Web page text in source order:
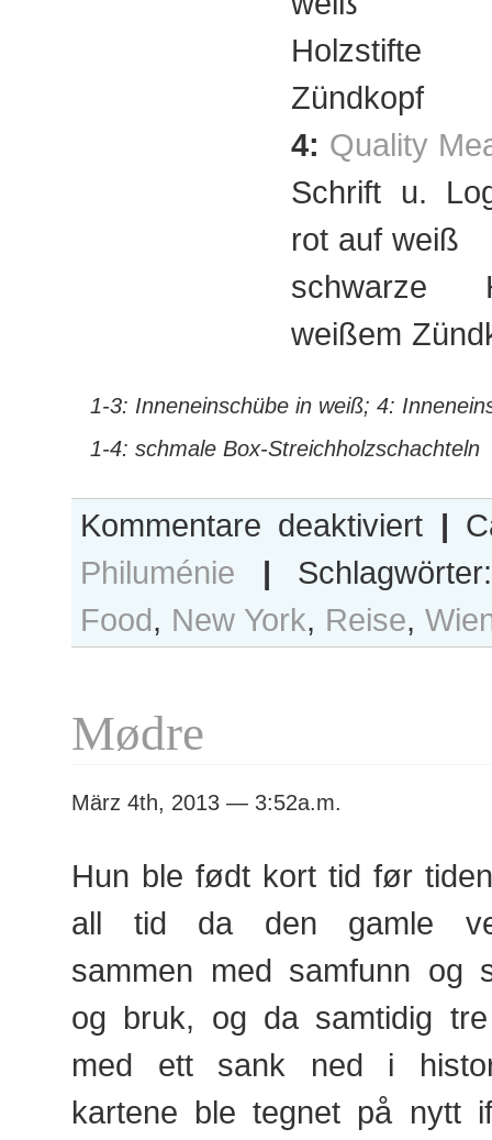
Holzstifte
Zündkopf
4: Quality
Schrift u.
rot auf weiß
schwarze
weißem
1-3: Inneneinschübe in weiß; 4:
1-4: schmale Box-Streichholzschachteln
Kommentare deaktiviertAllumées:
Hôtellerie
haute
cuisine
|
Philuménie
|
Food, New York, Reise,
Mødre
März 4th, 2013 — 3:52a.m.
Hun ble født kort tid før
all tid da den gamle
sammen med samfunn og
og bruk, og da samtidig
med ett sank ned i
kartene ble tegnet på nytt